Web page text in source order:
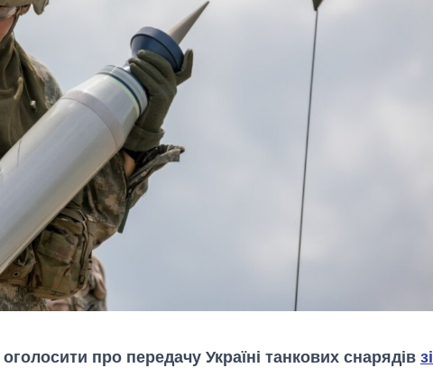
про передачу Україні танкових снарядів зі